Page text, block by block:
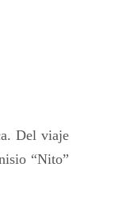
Del viaje
“Nito”